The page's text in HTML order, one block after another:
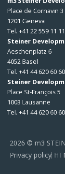
Place de Cornavin 3
1201 Geneva
Tel. +41 22 559 11 11
Steiner
Aeschenplatz 6
4052 Basel
Tel. +41 44 620 60 60
Steiner
Place St-François 5
1003 Lausanne
Tel. +41 44 620 60 60
2026 © m3
Privacy policy